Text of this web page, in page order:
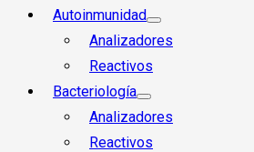
Autoinmunidad
Analizadores
Reactivos
Bacteriología
Analizadores
Reactivos